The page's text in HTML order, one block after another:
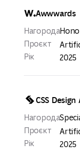
Awwwards
Нагорода
Проєкт
Рік
2025
CSS Design
Нагорода
Проєкт
Рік
2025